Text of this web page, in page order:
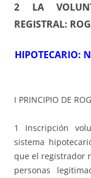
2 LA
REGISTRAL:
HIPOTECARIO:
I PRINCIPIO DE
1 Inscripción
sistema
que el registrador
personas